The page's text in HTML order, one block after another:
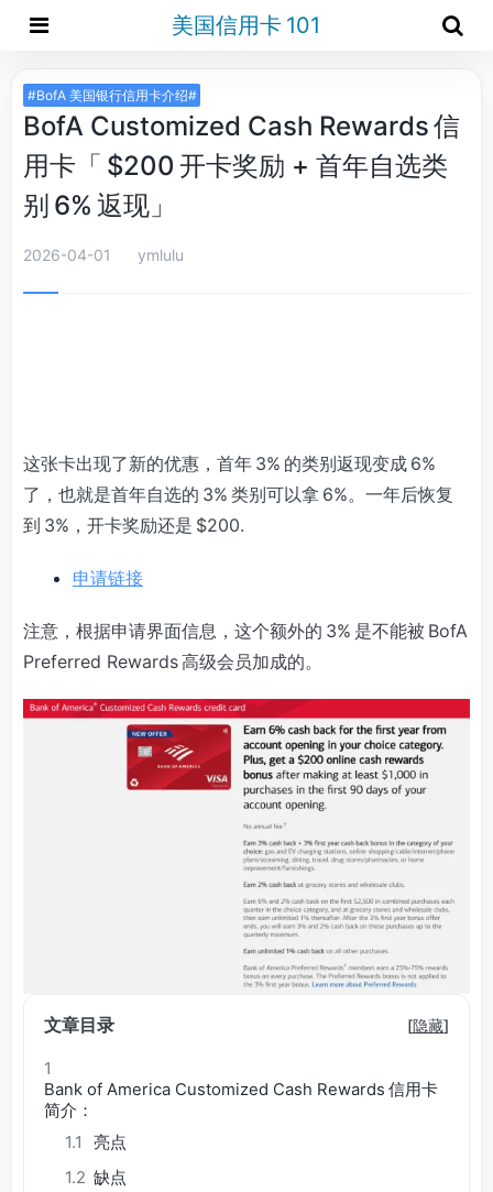
美国信用卡 101
#BofA 美国银行信用卡介绍#
BofA Customized Cash Rewards 信
用卡「 $200 开卡奖励 + 首年自选类
别 6% 返现」
2026-04-01 ymlulu
这张卡出现了新的优惠，首年 3% 的类别返现变成 6%
了，也就是首年自选的 3% 类别可以拿 6%。一年后恢复
到 3%，开卡奖励还是 $200.
申请链接
注意，根据申请界面信息，这个额外的 3% 是不能被 BofA
Preferred Rewards 高级会员加成的。
文章目录 [隐藏]
1
Bank of America Customized Cash Rewards 信用卡
简介：
1.1
亮点
1.2 缺点